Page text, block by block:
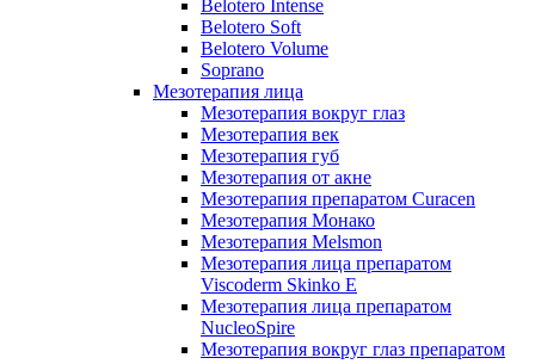
Belotero Intense
Belotero Soft
Belotero Volume
Soprano
Мезотерапия лица
Мезотерапия вокруг глаз
Мезотерапия век
Мезотерапия губ
Мезотерапия от акне
Мезотерапия препаратом Curacen
Мезотерапия Монако
Мезотерапия Melsmon
Мезотерапия лица препаратом
Viscoderm Skinko E
Мезотерапия лица препаратом
NucleoSpire
Мезотерапия вокруг глаз препаратом